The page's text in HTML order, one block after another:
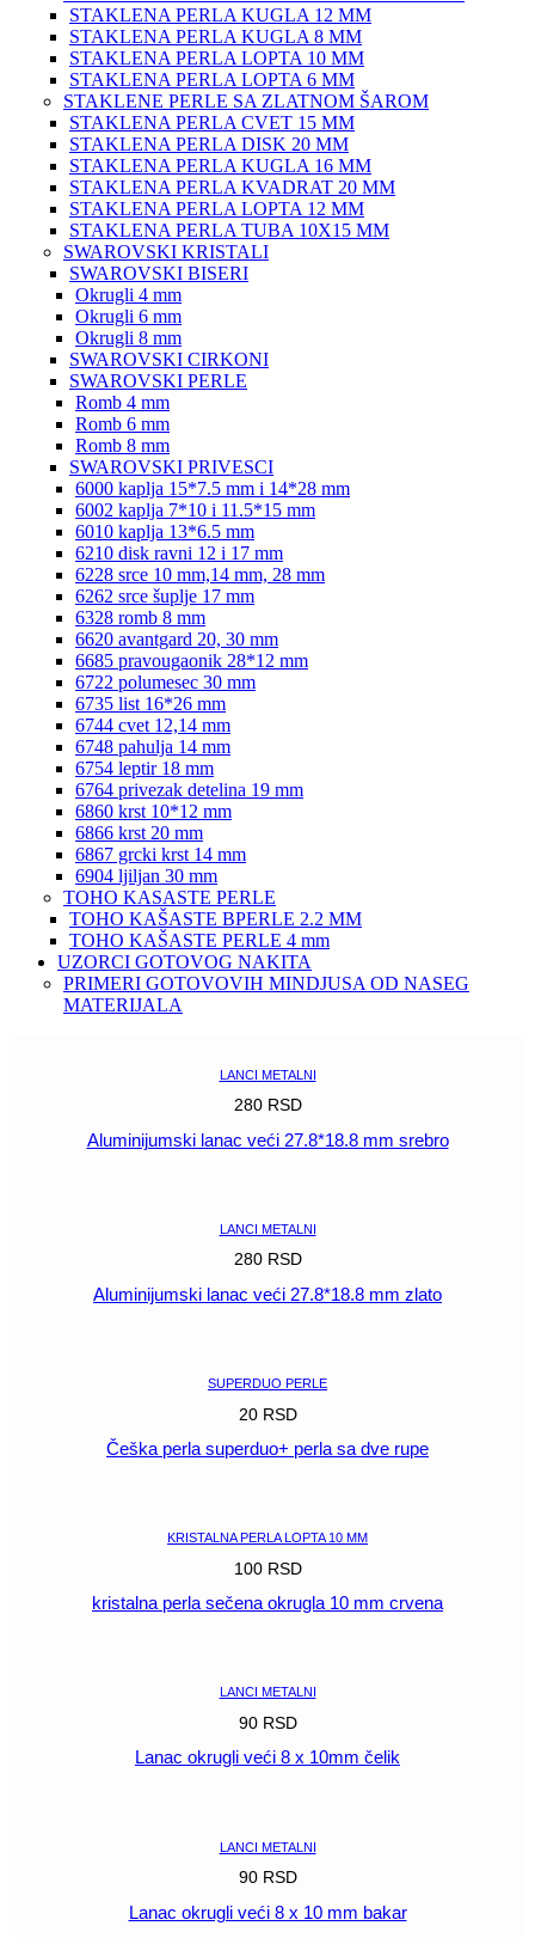
STAKLENA PERLA KUGLA 12 MM
STAKLENA PERLA KUGLA 8 MM
STAKLENA PERLA LOPTA 10 MM
STAKLENA PERLA LOPTA 6 MM
STAKLENE PERLE SA ZLATNOM ŠAROM
STAKLENA PERLA CVET 15 MM
STAKLENA PERLA DISK 20 MM
STAKLENA PERLA KUGLA 16 MM
STAKLENA PERLA KVADRAT 20 MM
STAKLENA PERLA LOPTA 12 MM
STAKLENA PERLA TUBA 10X15 MM
SWAROVSKI KRISTALI
SWAROVSKI BISERI
Okrugli 4 mm
Okrugli 6 mm
Okrugli 8 mm
SWAROVSKI CIRKONI
SWAROVSKI PERLE
Romb 4 mm
Romb 6 mm
Romb 8 mm
SWAROVSKI PRIVESCI
6000 kaplja 15*7.5 mm i 14*28 mm
6002 kaplja 7*10 i 11.5*15 mm
6010 kaplja 13*6.5 mm
6210 disk ravni 12 i 17 mm
6228 srce 10 mm,14 mm, 28 mm
6262 srce šuplje 17 mm
6328 romb 8 mm
6620 avantgard 20, 30 mm
6685 pravougaonik 28*12 mm
6722 polumesec 30 mm
6735 list 16*26 mm
6744 cvet 12,14 mm
6748 pahulja 14 mm
6754 leptir 18 mm
6764 privezak detelina 19 mm
6860 krst 10*12 mm
6866 krst 20 mm
6867 grcki krst 14 mm
6904 ljiljan 30 mm
TOHO KASASTE PERLE
TOHO KAŠASTE BPERLE 2.2 MM
TOHO KAŠASTE PERLE 4 mm
UZORCI GOTOVOG NAKITA
PRIMERI GOTOVOVIH MINDJUSA OD NASEG
MATERIJALA
LANCI METALNI
280 RSD
Aluminijumski lanac veći 27.8*18.8 mm srebro
LANCI METALNI
280 RSD
Aluminijumski lanac veći 27.8*18.8 mm zlato
SUPERDUO PERLE
20 RSD
Češka perla superduo+ perla sa dve rupe
KRISTALNA PERLA LOPTA 10 MM
100 RSD
kristalna perla sečena okrugla 10 mm crvena
LANCI METALNI
90 RSD
Lanac okrugli veći 8 x 10mm čelik
LANCI METALNI
90 RSD
Lanac okrugli veći 8 x 10 mm bakar